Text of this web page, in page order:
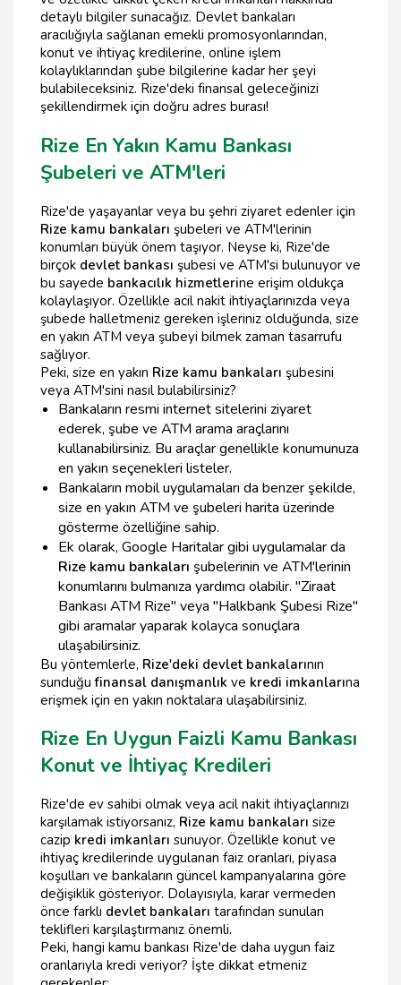
detaylı bilgiler sunacağız. Devlet bankaları
aracılığıyla sağlanan emekli promosyonlarından,
konut ve ihtiyaç kredilerine, online işlem
kolaylıklarından şube bilgilerine kadar her şeyi
bulabileceksiniz. Rize'deki finansal geleceğinizi
şekillendirmek için doğru adres burası!
Rize En Yakın Kamu Bankası
Şubeleri ve ATM'leri
Rize'de yaşayanlar veya bu şehri ziyaret edenler için
Rize kamu bankaları şubeleri ve ATM'lerinin
konumları büyük önem taşıyor. Neyse ki, Rize'de
birçok devlet bankası şubesi ve ATM'si bulunuyor ve
bu sayede bankacılık hizmetlerine erişim oldukça
kolaylaşıyor. Özellikle acil nakit ihtiyaçlarınızda veya
şubede halletmeniz gereken işleriniz olduğunda, size
en yakın ATM veya şubeyi bilmek zaman tasarrufu
sağlıyor.
Peki, size en yakın Rize kamu bankaları şubesini
veya ATM'sini nasıl bulabilirsiniz?
Bankaların resmi internet sitelerini ziyaret
ederek, şube ve ATM arama araçlarını
kullanabilirsiniz. Bu araçlar genellikle konumunuza
en yakın seçenekleri listeler.
Bankaların mobil uygulamaları da benzer şekilde,
size en yakın ATM ve şubeleri harita üzerinde
gösterme özelliğine sahip.
Ek olarak, Google Haritalar gibi uygulamalar da
Rize kamu bankaları şubelerinin ve ATM'lerinin
konumlarını bulmanıza yardımcı olabilir. "Ziraat
Bankası ATM Rize" veya "Halkbank Şubesi Rize"
gibi aramalar yaparak kolayca sonuçlara
ulaşabilirsiniz.
Bu yöntemlerle, Rize'deki devlet bankalarının
sunduğufinansal danışmanlık ve kredi imkanlarına
erişmek için en yakın noktalara ulaşabilirsiniz.
Rize En Uygun Faizli Kamu Bankası
Konut ve İhtiyaç Kredileri
Rize'de ev sahibi olmak veya acil nakit ihtiyaçlarınızı
karşılamak istiyorsanız, Rize kamu bankaları size
cazip kredi imkanları sunuyor. Özellikle konut ve
ihtiyaç kredilerinde uygulanan faiz oranları, piyasa
koşulları ve bankaların güncel kampanyalarına göre
değişiklik gösteriyor. Dolayısıyla, karar vermeden
önce farklı devlet bankaları tarafından sunulan
teklifleri karşılaştırmanız önemli.
Peki, hangi kamu bankası Rize'de daha uygun faiz
oranlarıyla kredi veriyor? İşte dikkat etmeniz